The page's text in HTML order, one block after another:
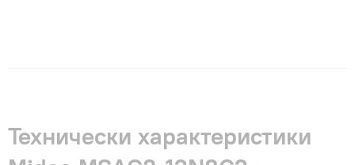
Технически характеристики